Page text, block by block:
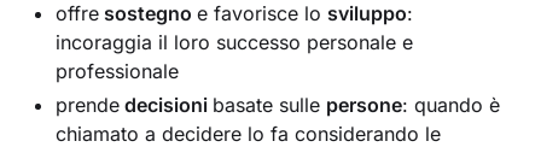
offre sostegnoe favorisce lo sviluppo:
incoraggia il loro successo personale e
professionale
prende decisioni basate sulle persone: quando è
chiamato a decidere lo fa considerando le